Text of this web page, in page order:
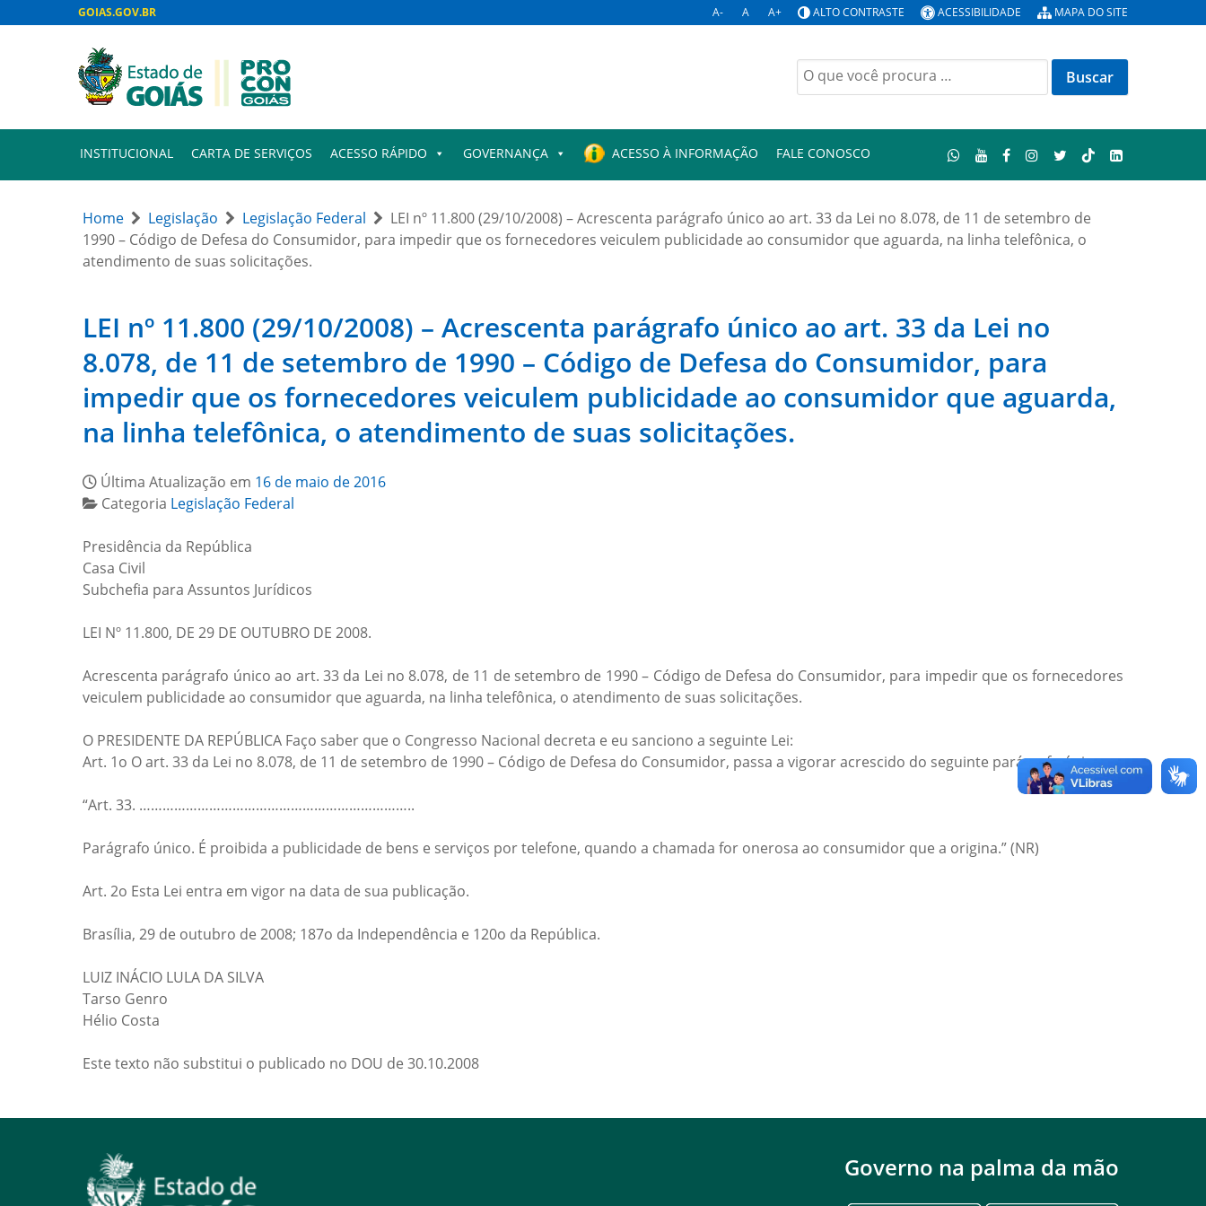
GOIAS.GOV.BR A- A A+ ALTO CONTRASTE ACESSIBILIDADE MAPA DO SITE
Buscar
por:
INSTITUCIONAL CARTA DE SERVIÇOS ACESSO RÁPIDO GOVERNANÇA ACESSO À INFORMAÇÃO FALE CONOSCO
Home Legislação Legislação Federal
LEI nº 11.800 (29/10/2008) – Acrescenta parágrafo único ao art. 33 da Lei no 8.078, de 11 de setembro de
1990 – Código de Defesa do Consumidor, para impedir que os fornecedores veiculem publicidade ao consumidor que aguarda, na linha telefônica, o
atendimento de suas solicitações.
LEI nº 11.800 (29/10/2008) – Acrescenta parágrafo único ao art. 33 da Lei no
8.078, de 11 de setembro de 1990 – Código de Defesa do Consumidor, para
impedir que os fornecedores veiculem publicidade ao consumidor que aguarda,
na linha telefônica, o atendimento de suas solicitações.
Última Atualização em 16 de maio de 2016
Categoria Legislação Federal
Presidência da República
Casa Civil
Subchefia para Assuntos Jurídicos
LEI Nº 11.800, DE 29 DE OUTUBRO DE 2008.
Acrescenta parágrafo único ao art. 33 da Lei no 8.078, de 11 de setembro de 1990 – Código de Defesa do Consumidor, para impedir que os fornecedores
veiculem publicidade ao consumidor que aguarda, na linha telefônica, o atendimento de suas solicitações.
O PRESIDENTE DA REPÚBLICA Faço saber que o Congresso Nacional decreta e eu sanciono a seguinte Lei:
Art. 1o O art. 33 da Lei no 8.078, de 11 de setembro de 1990 – Código de Defesa do Consumidor, passa a vigorar acrescido do seguinte parágrafo único:
“Art. 33. ……………………………………………………………..
Parágrafo único. É proibida a publicidade de bens e serviços por telefone, quando a chamada for onerosa ao consumidor que a origina.” (NR)
Art. 2o Esta Lei entra em vigor na data de sua publicação.
Brasília, 29 de outubro de 2008; 187o da Independência e 120o da República.
LUIZ INÁCIO LULA DA SILVA
Tarso Genro
Hélio Costa
Este texto não substitui o publicado no DOU de 30.10.2008
Governo na palma da mão